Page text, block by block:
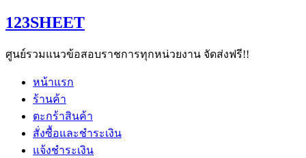
Skip
to
123SHEET
ศูนย์รวมแนวข้อสอบราชการทุกหน่วยงาน จัดส่งฟรี!!
หน้าแรก
ร้านค้า
ตะกร้าสินค้า
สั่งซื้อและชำระเงิน
แจ้งชำระเงิน